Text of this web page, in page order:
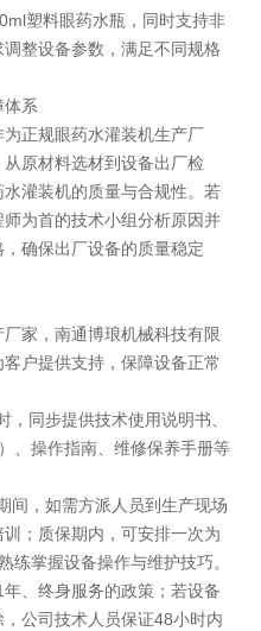
塑料眼药水瓶，同时支持非
整设备参数，满足不同规格
系
正规眼药水灌装机生产厂
原材料选材到设备出厂检
灌装机的质量与合规性。若
为首的技术小组分析原因并
确保出厂设备的质量稳定
家，南通博琅机械科技有限
户提供支持，保障设备正常
同步提供技术使用说明书、
、操作指南、维修保养手册等
，如需方派人员到生产现场
；质保期内，可安排一次为
练掌握设备操作与维护技巧。
终身服务的政策；若设备
公司技术人员保证48小时内